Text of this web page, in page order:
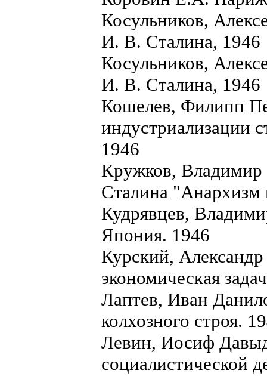
Косульников,
И. В. Сталина, 1946
Косульников,
И. В. Сталина, 1946
Кошелев, Филипп
индустриализации
1946
Кружков, Владимир
Сталина "Анархизм
Кудрявцев,
Япония. 1946
Курский,
экономическая
Лаптев, Иван
колхозного строя.
Левин, Иосиф
социалистической